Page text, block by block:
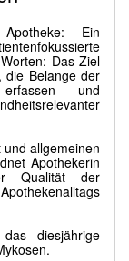
Ein
Das Ziel
die Belange der
und
allgemeinen
Apothekerin
Qualität der
diesjährige